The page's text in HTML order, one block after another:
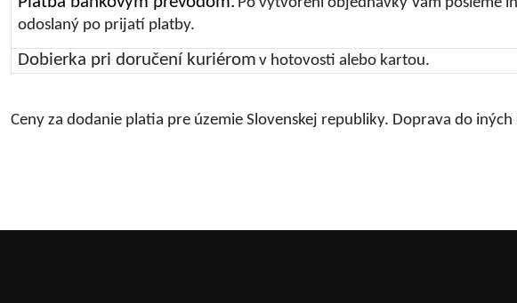
odoslaný po prijatí platby.
Dobierka pri doručení kuriérom v hotovosti alebo kartou.
Ceny za dodanie platia pre územie Slovenskej republiky. Doprava do